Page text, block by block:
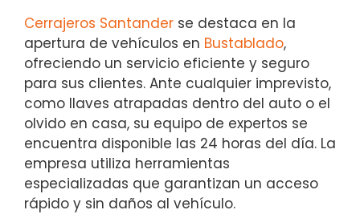
Cerrajeros Santander se destaca en la
apertura de vehículos en Bustablado,
ofreciendo un servicio eficiente y seguro
para sus clientes. Ante cualquier imprevisto,
como llaves atrapadas dentro del auto o el
olvido en casa, su equipo de expertos se
encuentra disponible las 24 horas del día. La
empresa utiliza herramientas
especializadas que garantizan un acceso
rápido y sin daños al vehículo.